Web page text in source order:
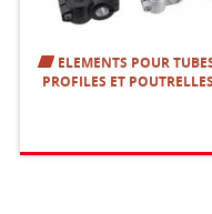
ELEMENTS POUR
PROFILES ET POUTRELLES